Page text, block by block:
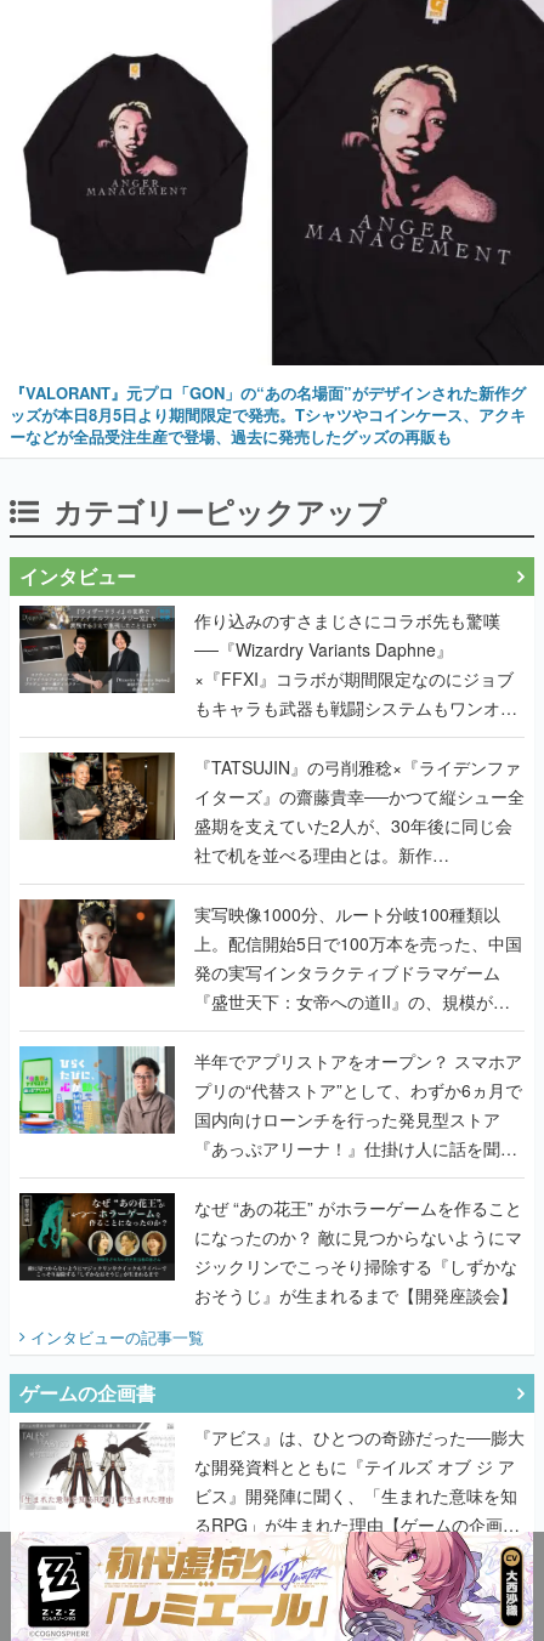
『VALORANT』元プロ「GON」の“あの名場面”がデザインされた新作グ
ッズが本日8月5日より期間限定で発売。Tシャツやコインケース、アクキ
ーなどが全品受注生産で登場、過去に発売したグッズの再販も
カテゴリーピックアップ
インタビュー
作り込みのすさまじさにコラボ先も驚嘆
──『Wizardry Variants Daphne』
×『FFXI』コラボが期間限定なのにジョブ
もキャラも武器も戦闘システムもワンオフ
で作り込まれた理由を両ディレクターに聞
く
『TATSUJIN』の弓削雅稔×『ライデンファ
イターズ』の齋藤貴幸──かつて縦シュー全
盛期を支えていた2人が、30年後に同じ会
社で机を並べる理由とは。新作
『TATSUJIN EXTREME』で初タッグを組
んだレジェンド2人に訊く開発秘話
実写映像1000分、ルート分岐100種類以
上。配信開始5日で100万本を売った、中国
発の実写インタラクティブドラマゲーム
『盛世天下：女帝への道II』の、規模が違
うこだわりをプロデューサーに聞いた
半年でアプリストアをオープン？ スマホア
プリの“代替ストア”として、わずか6ヵ月で
国内向けローンチを行った発見型ストア
『あっぷアリーナ！』仕掛け人に話を聞い
てみた
なぜ “あの花王” がホラーゲームを作ること
になったのか？ 敵に見つからないようにマ
ジックリンでこっそり掃除する『しずかな
おそうじ』が生まれるまで【開発座談会】
インタビューの記事一覧
ゲームの企画書
『アビス』は、ひとつの奇跡だった──膨大
な開発資料とともに『テイルズ オブ ジ ア
ビス』開発陣に聞く、「生まれた意味を知
るRPG」が生まれた理由【ゲームの企画
書】
なにが、人を「ロマンシング」させるの
か？『ロマサガ2』当時の企画書とキャラ